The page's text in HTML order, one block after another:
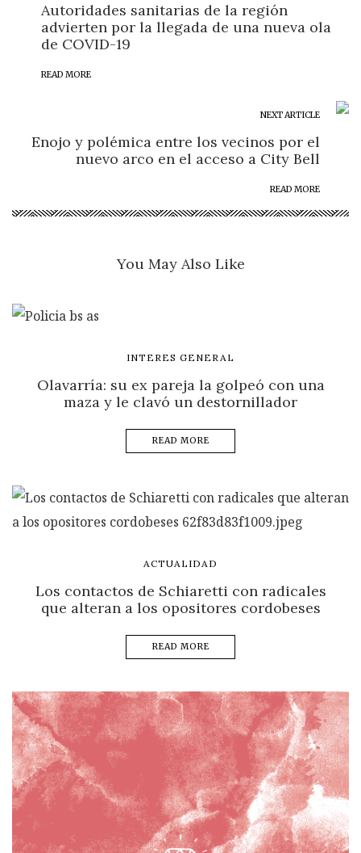
Autoridades sanitarias de la región
advierten por la llegada de una nueva ola
de COVID-19
READ MORE
NEXT ARTICLE
Enojo y polémica entre los vecinos por el
nuevo arco en el acceso a City Bell
READ MORE
You May Also Like
INTERES GENERAL
Olavarría: su ex pareja la golpeó con una
maza y le clavó un destornillador
READ MORE
ACTUALIDAD
Los contactos de Schiaretti con radicales
que alteran a los opositores cordobeses
READ MORE